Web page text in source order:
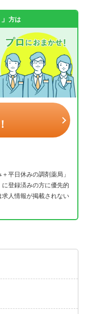
方は
平日休みの調剤薬局」
登録済みの方に優先的
人情報が掲載されない